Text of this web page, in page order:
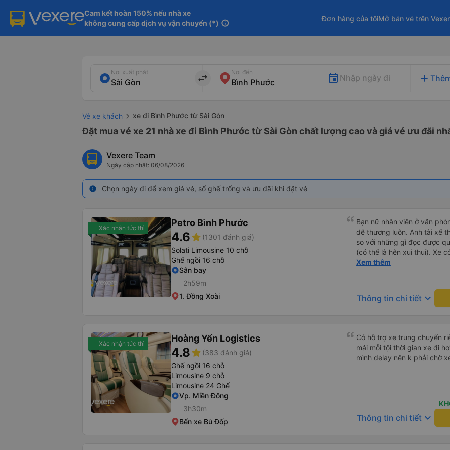
Cam kết hoàn 150% nếu nhà xe
không cung cấp dịch vụ vận chuyển (*) info
Đơn hàng của tôiMở bán vé trên
Nơi xuất phát
import_export
Nơi đến
Nhập ngày đi add
Vé xe khách xe đi Bình Phước từ Sài Gòn
Đặt mua vé xe 21 nhà xe đi Bình Phước từ Sài Gòn chất lượng cao và giá vé ưu đãi
Vexere Team
Ngày cập nhật: 06/08/2026
info Chọn ngày đi để xem giá vé, số ghế trống và ưu đãi khi đặt vé
Xác nhận tức thì Petro Bình Phước
4.6star (1301 đánh giá)
Solati Limousine 10 chỗ
Ghế ngồi 16 chỗ
Sân bay
2h59m
1. Đồng Xoài
Bạn nữ nhân viên ở văn
dễ thương luôn. Anh tài xế
so với những gì đọc được
(có thể là hên xui thui). Xe
cũng ko rõ tại mình say xe
Xem thêm
Thông tin chi tiết keyboard_arrow_down
Xác nhận tức thì Hoàng Yến Logistics
4.8star (383 đánh giá)
Ghế ngồi 16 chỗ
Limousine 9 chỗ
Limousine 24 Ghế
Vp. Miền Đông
3h30m
Bến xe Bù Đốp
Có hỗ trợ xe trung chuyển
mái mỗi tội thời gian xe đi
mình delay nên k phải chờ
Thông tin chi tiết keyboard_arrow_down